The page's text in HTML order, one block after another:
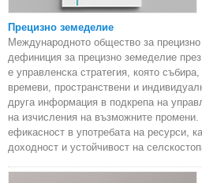
Прецизно земеделие
Международното общество за
дефиниция за прецизно земеделие
е управленска стратегия, която
времеви, пространствени и
друга информация в подкрепа на
на изчисления на възможните
ефикасност в употребата на ресурси,
доходност и устойчивост на